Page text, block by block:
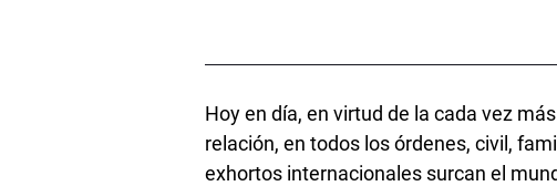
Hoy en día, en virtud de la cada vez
relación, en todos los órdenes, civil,
exhortos internacionales surcan el